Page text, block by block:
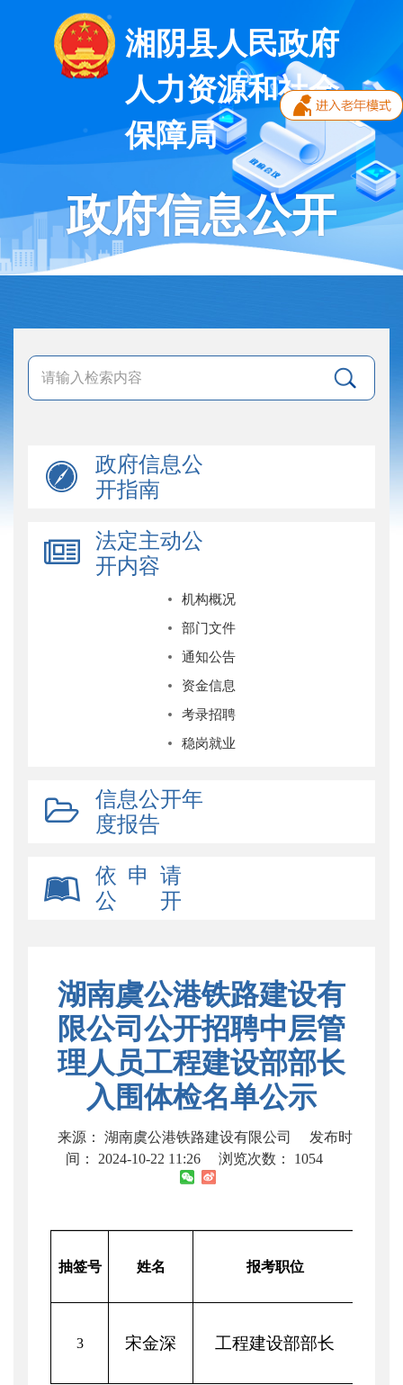
湘阴县人民政府
人力资源和社会
保障局
政府信息公开
政府信息公
开指南
法定主动公
开内容
机构概况
部门文件
通知公告
资金信息
考录招聘
稳岗就业
信息公开年
度报告
依 申 请
公 开
湖南虞公港铁路建设有
限公司公开招聘中层管
理人员工程建设部部长
入围体检名单公示
来源： 湖南虞公港铁路建设有限公司
发布时
间： 2024-10-22 11:26
浏览次数： 1054
抽签号 姓名 报考职位
3 宋金深 工程建设部部长